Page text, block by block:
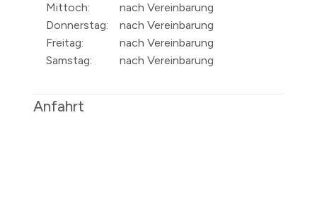
Mittoch:
nach Vereinbarung
Donnerstag:
nach Vereinbarung
Freitag:
nach Vereinbarung
Samstag:
nach Vereinbarung
Anfahrt